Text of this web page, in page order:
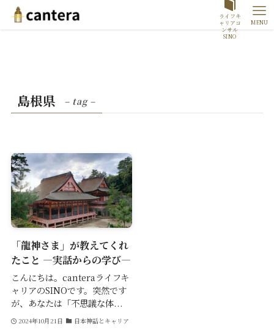
ライフキ
ャリアコ
ンサル
SINO
MENU
島根県 – tag –
「龍神さま」が教えてくれ
たこと ―実話からの学び―
こんにちは。canteraライフキ
ャリアのSINOです。突然です
が、あなたは「不思議な体...
2024年10月21日 日本神話とキャリア